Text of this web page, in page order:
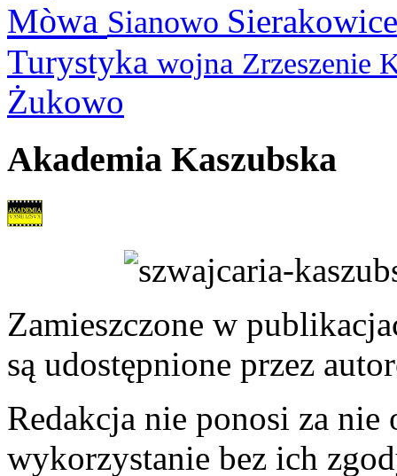
Mòwa Sianowo
Turystyka wojna Zrzeszenie
Żukowo
Akademia Kaszubska
Zamieszczone w
są udostępnione przez
Redakcja nie ponosi za
wykorzystanie bez ich